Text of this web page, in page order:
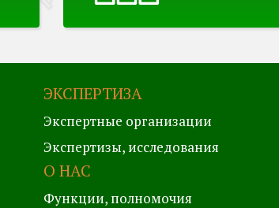
ЭКСПЕРТИЗА
Экспертные организации
Экспертизы, исследования
О НАС
Функции, полномочия